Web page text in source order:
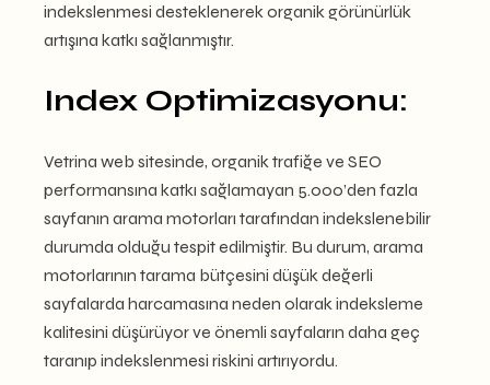
indekslenmesi desteklenerek organik görünürlük
artışına katkı sağlanmıştır.
Index Optimizasyonu:
Vetrina web sitesinde, organik trafiğe ve SEO
performansına katkı sağlamayan 5.000’den fazla
sayfanın arama motorları tarafından indekslenebilir
durumda olduğu tespit edilmiştir. Bu durum, arama
motorlarının tarama bütçesini düşük değerli
sayfalarda harcamasına neden olarak indeksleme
kalitesini düşürüyor ve önemli sayfaların daha geç
taranıp indekslenmesi riskini artırıyordu.